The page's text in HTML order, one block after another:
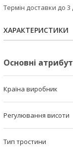
Термін доставки до
ХАРАКТЕРИСТИКИ
Основні
Країна виробник
Регулювання висоти
Тип тростини